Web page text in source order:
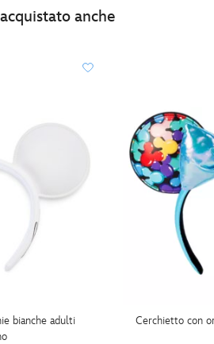
anche
bianche adulti
Cerchietto con